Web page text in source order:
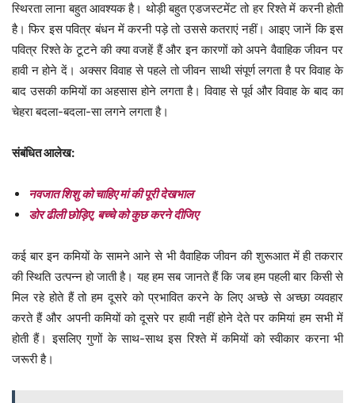
स्थिरता लाना बहुत आवश्यक है। थोड़ी बहुत एडजस्टमेंट तो हर रिश्ते में करनी होती
है। फिर इस पवित्र बंधन में करनी पड़े तो उससे कतराएं नहीं। आइए जानें कि इस
पवित्र रिश्ते के टूटने की क्या वजहें हैं और इन कारणों को अपने वैवाहिक जीवन पर
हावी न होने दें। अक्सर विवाह से पहले तो जीवन साथी संपूर्ण लगता है पर विवाह के
बाद उसकी कमियों का अहसास होने लगता है। विवाह से पूर्व और विवाह के बाद का
चेहरा बदला-बदला-सा लगने लगता है।
संबंधित आलेख:
नवजात शिशु को चाहिए मां की पूरी देखभाल
डोर ढीली छोड़िए, बच्चे को कुछ करने दीजिए
कई बार इन कमियों के सामने आने से भी वैवाहिक जीवन की शुरूआत में ही तकरार
की स्थिति उत्पन्न हो जाती है। यह हम सब जानते हैं कि जब हम पहली बार किसी से
मिल रहे होते हैं तो हम दूसरे को प्रभावित करने के लिए अच्छे से अच्छा व्यवहार
करते हैं और अपनी कमियों को दूसरे पर हावी नहीं होने देते पर कमियां हम सभी में
होती हैं। इसलिए गुणों के साथ-साथ इस रिश्ते में कमियों को स्वीकार करना भी
जरूरी है।